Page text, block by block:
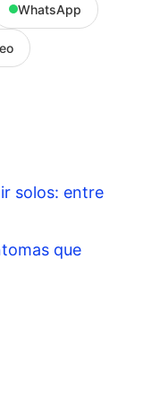
WhatsApp
solos: entre
que